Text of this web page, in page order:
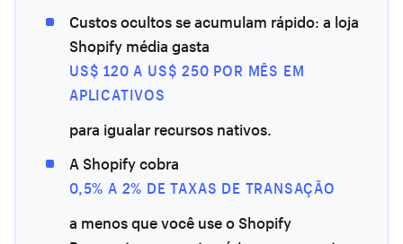
Custos ocultos se acumulam rápido: a loja
Shopify média gasta
US$ 120 A US$ 250 POR MÊS EM
APLICATIVOS
para igualar recursos nativos.
A Shopify cobra
0,5% A 2% DE TAXAS DE TRANSAÇÃO
a menos que você use o Shopify